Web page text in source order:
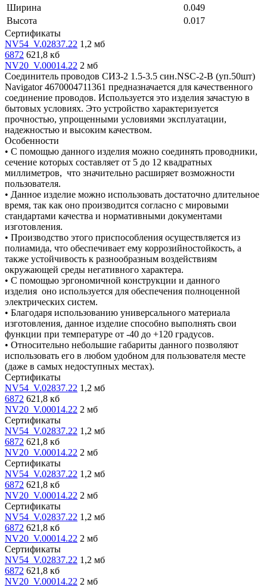
Ширина
0.049
Высота
0.017
Сертификаты
NV54_V.02837.22 1,2 мб
6872 621,8 кб
NV20_V.00014.22 2 мб
Соединитель проводов СИЗ-2 1.5-3.5 син.NSC-2-B (уп.50шт)
Navigator 4670004711361 предназначается для качественного
соединение проводов. Используется это изделия зачастую в
бытовых условиях. Это устройство характеризуется
прочностью, упрощенными условиями эксплуатации,
надежностью и высоким качеством.
Особенности
• С помощью данного изделия можно соединять проводники,
сечение которых составляет от 5 до 12 квадратных
миллиметров, что значительно расширяет возможности
пользователя.
• Данное изделие можно использовать достаточно длительное
время, так как оно производится согласно с мировыми
стандартами качества и нормативными документами
изготовления.
• Производство этого приспособления осуществляется из
полиамида, что обеспечивает ему коррозийностойкость, а
также устойчивость к разнообразным воздействиям
окружающей среды негативного характера.
• С помощью эргономичной конструкции и данного
изделия оно используется для обеспечения полноценной
электрических систем.
• Благодаря использованию универсального материала
изготовления, данное изделие способно выполнять свои
функции при температуре от -40 до +120 градусов.
• Относительно небольшие габариты данного позволяют
использовать его в любом удобном для пользователя месте
(даже в самых недоступных местах).
Сертификаты
NV54_V.02837.22 1,2 мб
6872 621,8 кб
NV20_V.00014.22 2 мб
Сертификаты
NV54_V.02837.22 1,2 мб
6872 621,8 кб
NV20_V.00014.22 2 мб
Сертификаты
NV54_V.02837.22 1,2 мб
6872 621,8 кб
NV20_V.00014.22 2 мб
Сертификаты
NV54_V.02837.22 1,2 мб
6872 621,8 кб
NV20_V.00014.22 2 мб
Сертификаты
NV54_V.02837.22 1,2 мб
6872 621,8 кб
NV20_V.00014.22 2 мб